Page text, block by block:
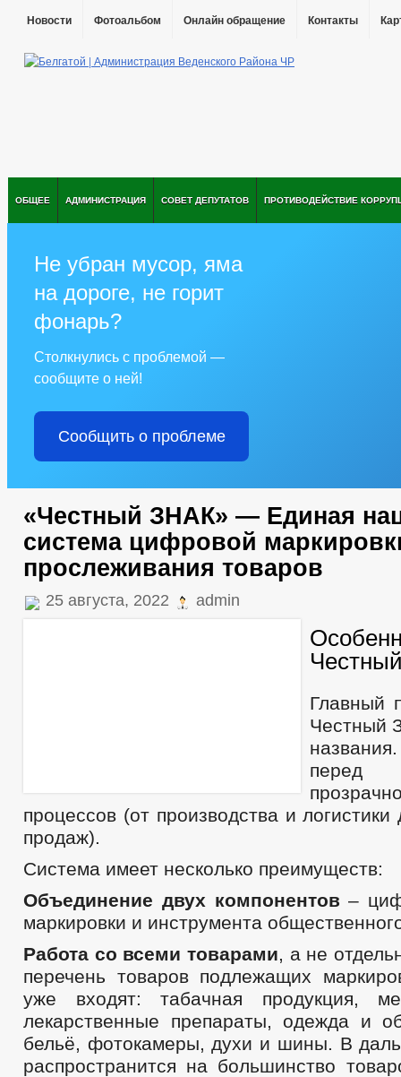
Новости Фотоальбом Онлайн обращение Контакты
ОБЩЕЕ АДМИНИСТРАЦИЯ СОВЕТ ДЕПУТАТОВ ПРОТИВОДЕЙСТВИЕ
Не убран мусор, яма
на дороге, не горит
фонарь?
Столкнулись с проблемой —
сообщите о ней!
Сообщить о проблеме
«Честный ЗНАК» — Единая
система цифровой
прослеживания товаров
25 августа, 2022 admin
Главный
Честный
перед
процессов (от производства и
продаж).
Система имеет несколько преимуществ:
Объединение двух компонентов –
маркировки и инструмента
Работа со всеми товарами, а не
перечень товаров подлежащих
уже входят: табачная продукция,
лекарственные препараты, одежда и
бельё, фотокамеры, духи и шины. В
распространится на большинство